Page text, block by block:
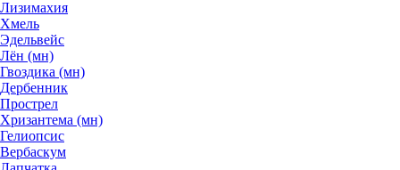
Лизимахия
Хмель
Эдельвейс
Лён (мн)
Гвоздика (мн)
Дербенник
Прострел
Хризантема (мн)
Гелиопсис
Вербаскум